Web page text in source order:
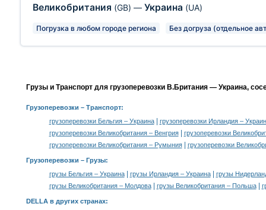
Великобритания (GB) — Украина (UA)
Погрузка в любом городе региона Без догруза (отдельное
Грузы и Транспорт для грузоперевозки В.Британия — Украина,
Грузоперевозки – Транспорт:
грузоперевозки Бельгия – Украина|
грузоперевозки Ирландия –
грузоперевозки Великобритания – Венгрия|
грузоперевозки
грузоперевозки Великобритания – Румыния| грузоперевозки
Грузоперевозки – Грузы:
грузы Бельгия – Украина| грузы Ирландия – Украина|
грузы
грузы Великобритания – Молдова| грузы Великобритания – Польша|
DELLA в других странах: